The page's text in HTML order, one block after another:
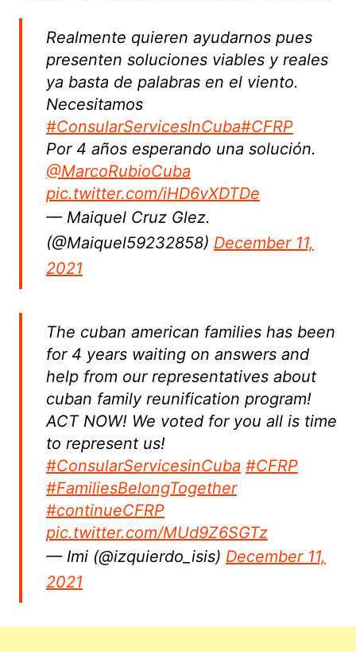
Realmente quieren ayudarnos pues
presenten soluciones viables y reales
ya basta de palabras en el viento.
Necesitamos
#ConsularServicesInCuba#CFRP
Por 4 años esperando una solución.
@MarcoRubioCuba
pic.twitter.com/iHD6vXDTDe
— Maiquel Cruz Glez.
(@Maiquel59232858) December 11,
2021
The cuban american families has been
for 4 years waiting on answers and
help from our representatives about
cuban family reunification program!
ACT NOW! We voted for you all is time
to represent us!
#ConsularServicesinCuba #CFRP
#FamiliesBelongTogether
#continueCFRP
pic.twitter.com/MUd9Z6SGTz
— Imi (@izquierdo_isis) December 11,
2021